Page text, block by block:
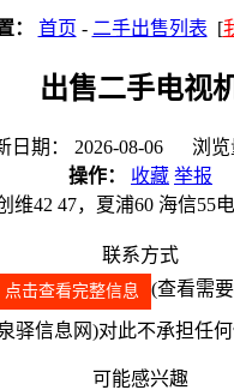
： 首页 - 二手出售列表 [
出售二手电视
日期： 2026-08-06 浏览
操作：
收藏 举报
维42 47，夏浦60 海信
联系方式
点击查看完整信息 (查看需
驿信息网)对此不承担任
可能感兴趣